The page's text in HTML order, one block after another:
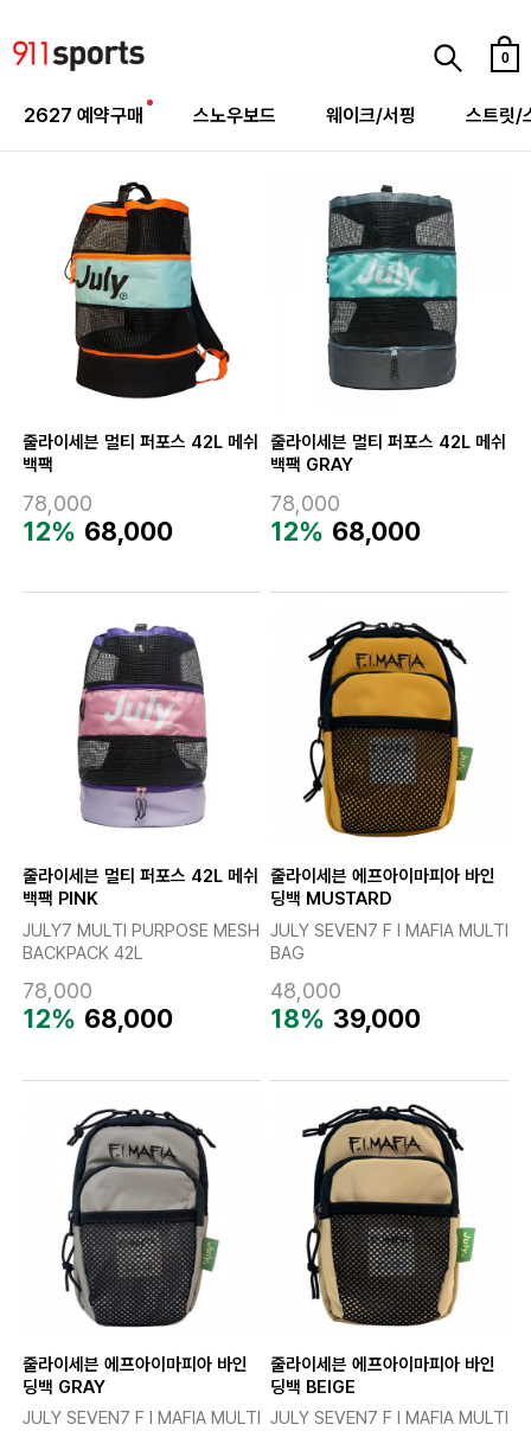
0
2627 예약구매 스노우보드 웨이크/서핑 스트릿/
줄라이세븐 멀티 퍼포스 42L 메쉬
백팩
78,000
12% 68,000
줄라이세븐 멀티 퍼포스 42L 메쉬
백팩 GRAY
78,000
12% 68,000
줄라이세븐 멀티 퍼포스 42L 메쉬
백팩 PINK
JULY7 MULTI PURPOSE MESH
BACKPACK 42L
78,000
12% 68,000
줄라이세븐 에프아이마피아 바인
딩백 MUSTARD
JULY SEVEN7 F I MAFIA MULTI
BAG
48,000
18% 39,000
줄라이세븐 에프아이마피아 바인
딩백 GRAY
JULY SEVEN7 F I MAFIA MULTI
줄라이세븐 에프아이마피아 바인
딩백 BEIGE
JULY SEVEN7 F I MAFIA MULTI